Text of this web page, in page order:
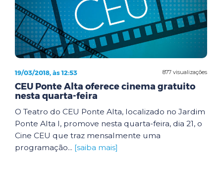
877 visualizações
19/03/2018, às 12:53
CEU Ponte Alta oferece cinema gratuito
nesta quarta-feira
O Teatro do CEU Ponte Alta, localizado no Jardim
Ponte Alta I, promove nesta quarta-feira, dia 21, o
Cine CEU que traz mensalmente uma
programação... [saiba mais]